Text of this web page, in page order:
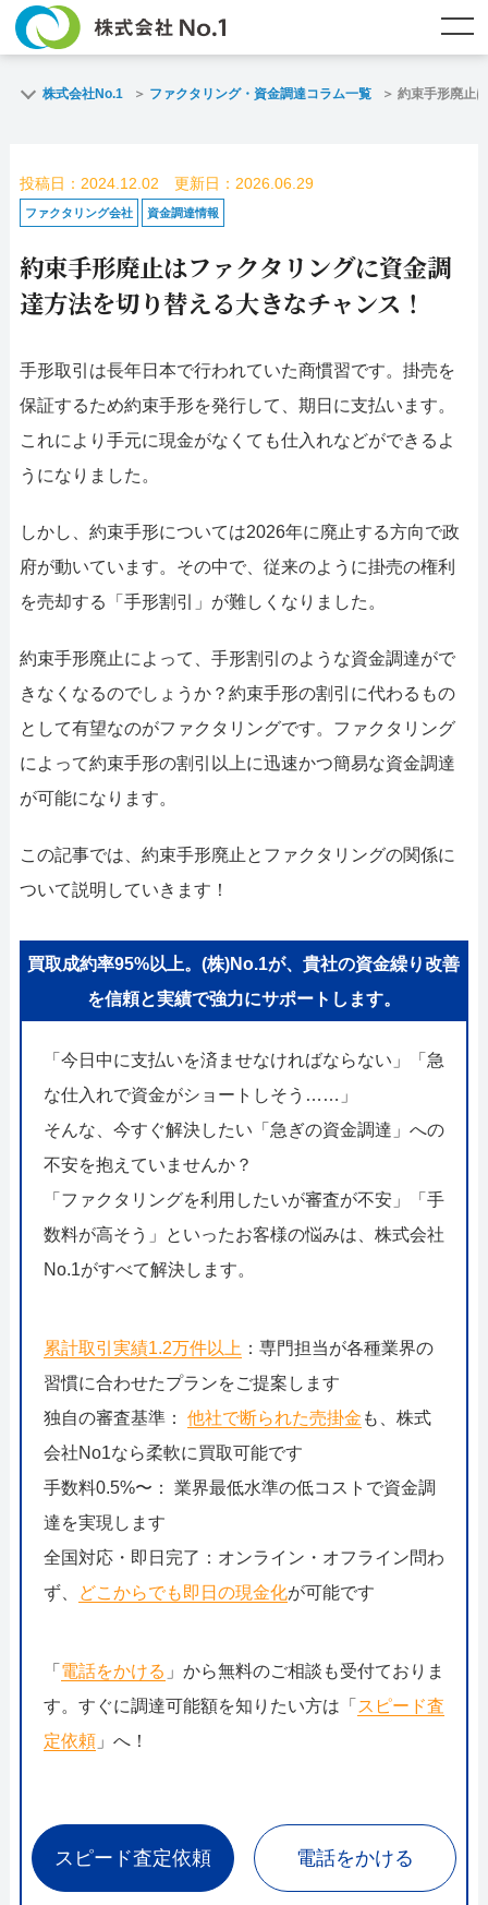
ファクタリングとは？
よくある質問
企業情報 お問い合わせ
名古屋支店HP 福岡支店HP
お電話で
お問合せ
査定依頼
メールで
お問い合わせ
052-414-4107
おすすめ記事
ファクタリングで即日資金調達するための方法
ファクタリングで通りやすい会社はどういう会社？
株式会社No.1 ファクタリング・資金調達コラム一覧 約束手形廃止
投稿日：2024.12.02 更新日：2026.06.29
ファクタリング会社 資金調達情報
約束手形廃止はファクタリングに資金調
達方法を切り替える大きなチャンス！
手形取引は長年日本で行われていた商慣習です。掛売を
保証するため約束手形を発行して、期日に支払います。
これにより手元に現金がなくても仕入れなどができるよ
うになりました。
しかし、約束手形については2026年に廃止する方向で政
府が動いています。その中で、従来のように掛売の権利
を売却する「手形割引」が難しくなりました。
約束手形廃止によって、手形割引のような資金調達がで
きなくなるのでしょうか？約束手形の割引に代わるもの
として有望なのがファクタリングです。ファクタリング
によって約束手形の割引以上に迅速かつ簡易な資金調達
が可能になります。
この記事では、約束手形廃止とファクタリングの関係に
ついて説明していきます！
買取成約率95%以上。(株)No.1が、貴社の資金繰り改善
を信頼と実績で強力にサポートします。
「今日中に支払いを済ませなければならない」「急
な仕入れで資金がショートしそう……」
そんな、今すぐ解決したい「急ぎの資金調達」への
不安を抱えていませんか？
「ファクタリングを利用したいが審査が不安」「手
数料が高そう」といったお客様の悩みは、株式会社
No.1がすべて解決します。
累計取引実績1.2万件以上 ：専門担当が各種業界の
習慣に合わせたプランをご提案します
独自の審査基準： 他社で断られた売掛金 も、株式
会社No1なら柔軟に買取可能です
手数料0.5%〜： 業界最低水準の低コストで資金調
達を実現します
全国対応・即日完了：オンライン・オフライン問わ
ず、
どこからでも即日の現金化が可能です
「 電話をかける 」から無料のご相談も受付ておりま
す。すぐに調達可能額を知りたい方は「 スピード査
定依頼」へ！
スピード査定依頼 電話をかける